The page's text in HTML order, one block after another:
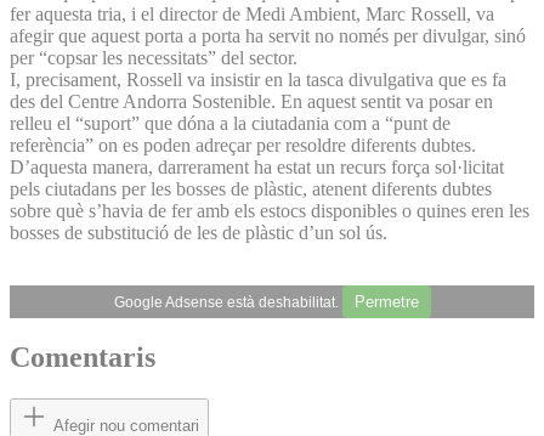
fer aquesta tria, i el director de Medi Ambient, Marc Rossell, va
afegir que aquest porta a porta ha servit no només per divulgar, sinó
per “copsar les necessitats” del sector.
I, precisament, Rossell va insistir en la tasca divulgativa que es fa
des del Centre Andorra Sostenible. En aquest sentit va posar en
relleu el “suport” que dóna a la ciutadania com a “punt de
referència” on es poden adreçar per resoldre diferents dubtes.
D’aquesta manera, darrerament ha estat un recurs força sol·licitat
pels ciutadans per les bosses de plàstic, atenent diferents dubtes
sobre què s’havia de fer amb els estocs disponibles o quines eren les
bosses de substitució de les de plàstic d’un sol ús.
Google Adsense està deshabilitat. Permetre
Comentaris
Afegir nou comentari